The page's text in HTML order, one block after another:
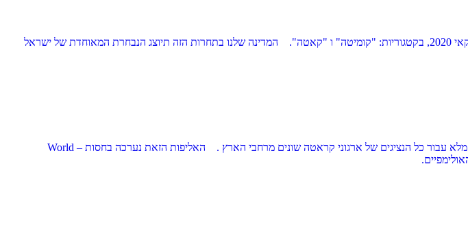
בתאריך 21 למרץ, שנת 2020, בעיר מוסקבה (רוסיה), יתקיימו אליפות וגביע של מוסקבה בקראטה שינקיוקושינקאי 2020, בקטגוריות: "קומיטה" ו "קאטה". המדינה שלנו בתחרות הזה תיוצג הנבחרת המאוחדת של ישראל
בתאריך 7.03.2020 בעיר אריאל, באולם ספורט "מרכז העיר", התקיים האליפות ה-5 של ישראל בקראטה מגע מלא עבור כל הנציגים של ארגוני קראטה שונים מרחבי הארץ . האליפות הזאת נערכה בחסות – World